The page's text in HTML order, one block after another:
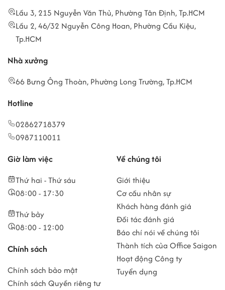
Lầu 3, 215 Nguyễn Văn Thủ, Phường Tân Định, Tp.HCM
Lầu 2, 46/32 Nguyễn Công Hoan, Phường Cầu Kiệu,
Tp.HCM
Nhà xưởng
66 Bưng Ông Thoàn, Phường Long Trường, Tp.HCM
Hotline
02862718379
0987110011
Giờ làm việc
Thứ hai - Thứ sáu
08:00 - 17:30
Thứ bảy
08:00 - 12:00
Chính sách
Chính sách bảo mật
Chính sách Quyền riêng tư
Về chúng tôi
Giới thiệu
Cơ cấu nhân sự
Khách hàng đánh giá
Đối tác đánh giá
Báo chí nói về chúng tôi
Thành tích của Office Saigon
Hoạt động Công ty
Tuyển dụng